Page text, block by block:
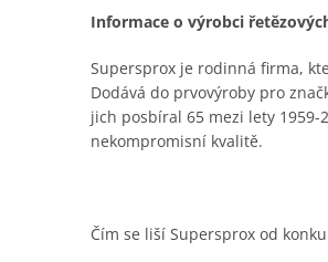
Informace o výrobci
Supersprox je rodinná firma,
Dodává do prvovýroby pro
jich posbíral 65 mezi lety 1959-
nekompromisní kvalitě.
Čím se liší Supersprox od